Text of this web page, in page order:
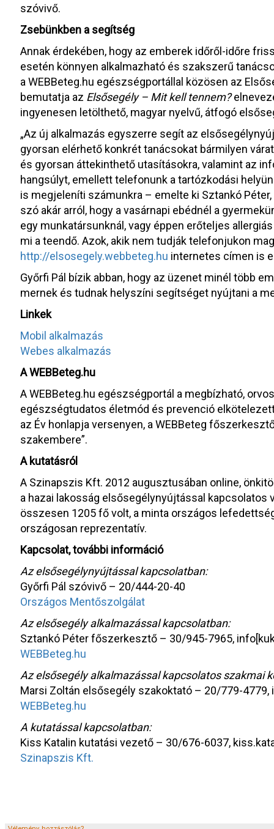
szóvivő.
Zsebünkben a segítség
Annak érdekében, hogy az emberek időről-időre
esetén könnyen alkalmazható és szakszerű
a WEBBeteg.hu egészségportállal közösen az
bemutatja az Elsősegély – Mit kell tennem?
ingyenesen letölthető, magyar nyelvű, átfogó
„Az új alkalmazás egyszerre segít az
gyorsan elérhető konkrét tanácsokat bármilyen
és gyorsan áttekinthető utasításokra, valamint az
hangsúlyt, emellett telefonunk a tartózkodási
is megjeleníti számunkra – emelte ki Sztankó
szó akár arról, hogy a vasárnapi ebédnél a
egy munkatársunknál, vagy éppen erőteljes
mi a teendő. Azok, akik nem tudják telefonjukon
http://elsosegely.webbeteg.hu internetes címen is
Győrfi Pál bízik abban, hogy az üzenet minél több
mernek és tudnak helyszíni segítséget nyújtani a
Linkek
Mobil alkalmazás
Webes alkalmazás
A WEBBeteg.hu
A WEBBeteg.hu egészségportál a megbízható,
egészségtudatos életmód és prevenció
az Év honlapja versenyen, a WEBBeteg
szakembere”.
A kutatásról
A Szinapszis Kft. 2012 augusztusában online,
a hazai lakosság elsősegélynyújtással
összesen 1205 fő volt, a minta országos
országosan reprezentatív.
Kapcsolat, további információ
Az elsősegélynyújtással kapcsolatban:
Győrfi Pál szóvivő – 20/444-20-40
Országos Mentőszolgálat
Az elsősegély alkalmazással kapcsolatban:
Sztankó Péter főszerkesztő – 30/945-7965,
WEBBeteg.hu
Az elsősegély alkalmazással kapcsolatos szakmai
Marsi Zoltán elsősegély szakoktató – 20/779-
WEBBeteg.hu
A kutatással kapcsolatban:
Kiss Katalin kutatási vezető – 30/676-6037,
Szinapszis Kft.